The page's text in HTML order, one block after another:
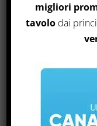
Visualizzazione
migliori
tavolo dai